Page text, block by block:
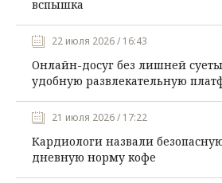
вспышка
22 июля 2026 / 16:43
Онлайн-досуг без лишней
удобную развлекательную
21 июля 2026 / 17:22
Кардиологи назвали
дневную норму кофе